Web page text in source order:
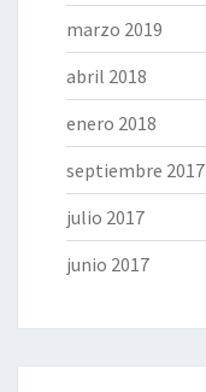
marzo 2019
abril 2018
enero 2018
septiembre 2017
julio 2017
junio 2017